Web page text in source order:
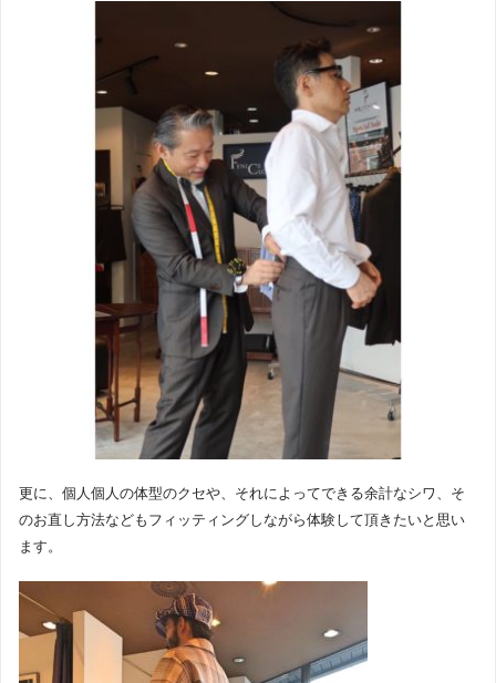
更に、個人個人の体型のクセや、それによってできる余計なシワ、そ
のお直し方法などもフィッティングしながら体験して頂きたいと思い
ます。